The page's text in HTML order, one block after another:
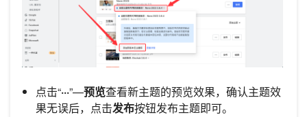
点击“···”—预览查看新主题的预览效果，确认主题效
果无误后，点击发布按钮发布主题即可。